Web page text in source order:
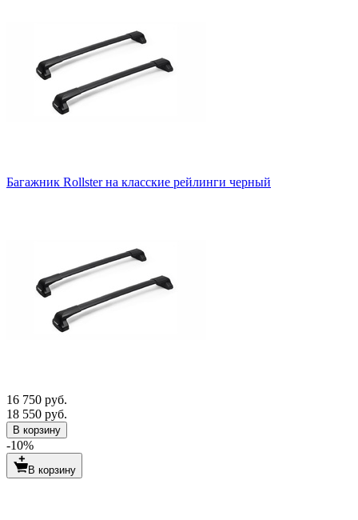
Багажник Rollster на класские рейлинги черный
16 750 руб.
18 550 руб.
В корзину
-10%
В корзину